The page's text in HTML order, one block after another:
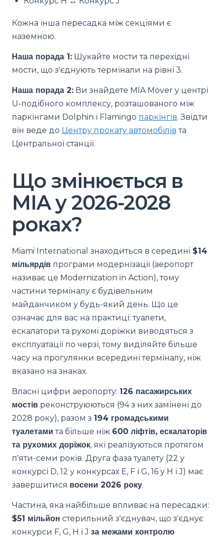
Кожна інша пересадка між секціями є
наземною.
Наша порада 1: Шукайте мости та перехідні
мости, що з'єднують термінали на рівні 3.
Наша порада 2: Ви знайдете MIA Mover у центрі
U-подібного комплексу, розташованого між
паркінгами Dolphin і Flamingo паркінгів. Звідти
він веде до Центру прокату автомобілів та
Центральної станції.
Що змінюється в
MIA у 2026-2028
роках?
Miami International знаходиться в середині $14
мільярдів програми модернізації (аеропорт
називає це Modernization in Action), тому
частини терміналу є будівельним
майданчиком у будь-який день. Що це
означає для вас на практиці: туалети,
ескалатори та рухомі доріжки виводяться з
експлуатації по черзі, тому виділяйте більше
часу на прогулянки всередині терміналу, ніж
вказано на знаках.
Власні цифри аеропорту: 126 пасажирських
мостів реконструюються (94 з них замінені до
2028 року), разом з 194 громадськими
туалетами та більше ніж 600 ліфтів, ескалаторів
та рухомих доріжок, які реалізуються протягом
п'яти-семи років. Друга фаза туалету (22 у
конкурсі D, 12 у конкурсах E, F і G, 16 у H і J) має
завершитися восени 2026 року.
Частина, яка найбільше впливає на пересадки:
$51 мільйон стерильний з'єднувач, що з'єднує
конкурси F, G, H і J за межами контролю